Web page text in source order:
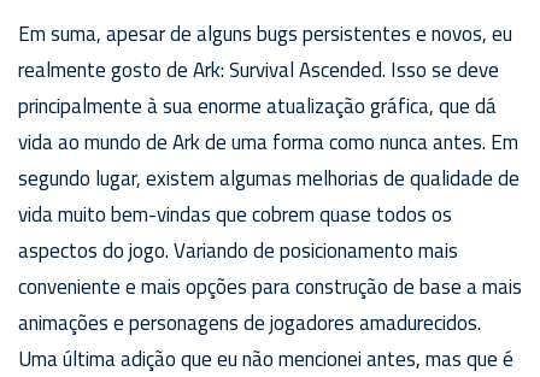
Em suma, apesar de alguns bugs persistentes e novos, eu
realmente gosto de Ark: Survival Ascended. Isso se deve
principalmente à sua enorme atualização gráfica, que dá
vida ao mundo de Ark de uma forma como nunca antes. Em
segundo lugar, existem algumas melhorias de qualidade de
vida muito bem-vindas que cobrem quase todos os
aspectos do jogo. Variando de posicionamento mais
conveniente e mais opções para construção de base a mais
animações e personagens de jogadores amadurecidos.
Uma última adição que eu não mencionei antes, mas que é